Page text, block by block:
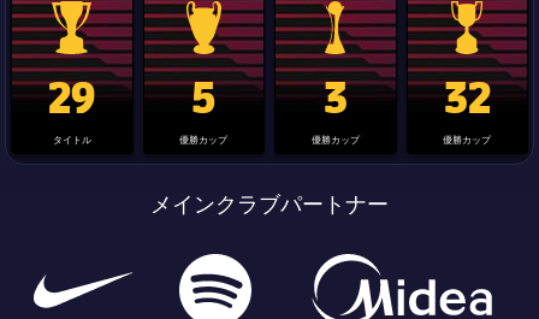
La Liga trophy
29
タイトル
Champions League trophy
5
優勝カップ
label.aria.clubworldcup
3
優勝カップ
国王杯
32
優勝カップ
メインクラブパートナー